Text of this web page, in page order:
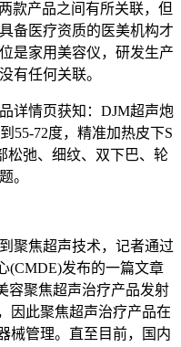
款产品之间有所关联，但
备医疗资质的医美机构才
是家用美容仪，研发生产
有任何关联。
情页获知：DJM超声炮
55-72度，精准加热皮下S
松弛、细纹、双下巴、轮
。
焦超声技术，记者通过
(CMDE)发布的一篇文章
容聚焦超声治疗产品发射
因此聚焦超声治疗产品在
械管理。直至目前，国内